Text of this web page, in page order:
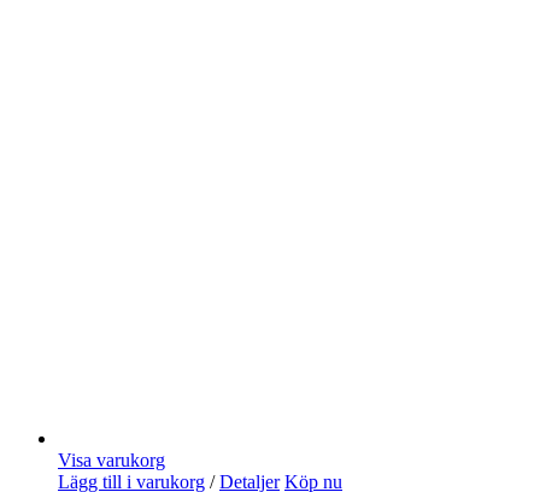
Visa varukorg
Lägg till i varukorg / Detaljer Köp nu